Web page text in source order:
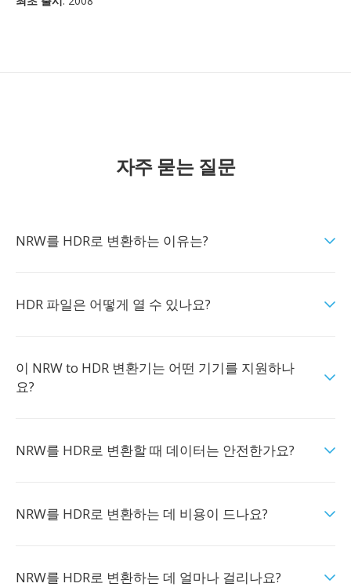
자주 묻는 질문
NRW를 HDR로 변환하는 이유는?
HDR 파일은 어떻게 열 수 있나요?
이 NRW to HDR 변환기는 어떤 기기를 지원하나
요?
NRW를 HDR로 변환할 때 데이터는 안전한가요?
NRW를 HDR로 변환하는 데 비용이 드나요?
NRW를 HDR로 변환하는 데 얼마나 걸리나요?